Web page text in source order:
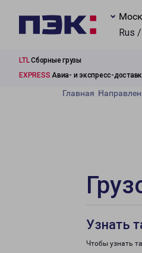
Rus /
LTLСборные грузы
EXPRESS Авиа- и экспресс-
Главная
Узнать
Чтобы узнать